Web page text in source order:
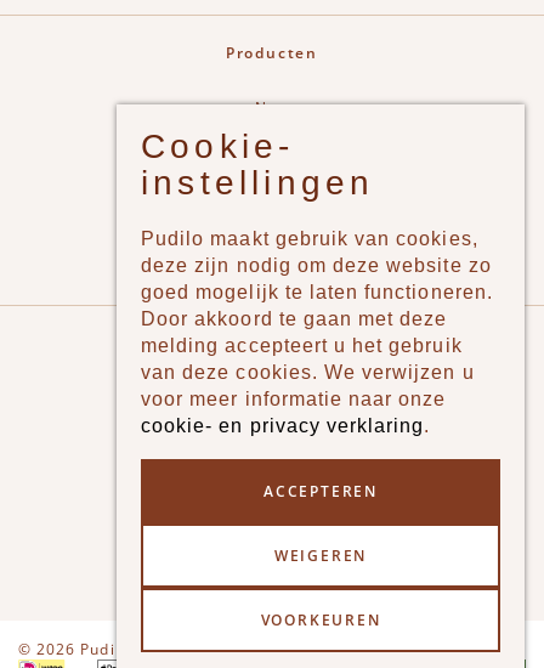
Producten
New
Jongens
Meisjes
Merken
Pudilo
Over ons
Algemene voorwaarden
Klantenservice - Ruilen & Retourneren
© 2026 Pudilo DisclaimerPrivacy
Cookie-
instellingen
Pudilo maakt gebruik van cookies,
deze zijn nodig om deze website zo
goed mogelijk te laten functioneren.
Door akkoord te gaan met deze
melding accepteert u het gebruik
van deze cookies. We verwijzen u
voor meer informatie naar onze
cookie- en privacy verklaring.
ACCEPTEREN
WEIGEREN
VOORKEUREN